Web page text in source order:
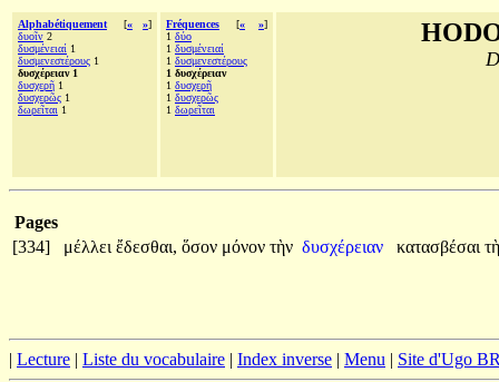
Alphabétiquement [« »]
δυοῖν 2
δυσμένειαί 1
δυσμενεστέρους 1
δυσχέρειαν 1
δυσχερῆ 1
δυσχερῶς 1
δωρεῖται 1
Fréquences [« »]
1 δύο
1 δυσμένειαί
1 δυσμενεστέρους
1 δυσχέρειαν
1 δυσχερῆ
1 δυσχερῶς
1 δωρεῖται
Pages
[334]
μέλλει ἔδεσθαι, ὅσον μόνον τὴν δυσχέρειαν κατασβέσαι
| Lecture | Liste du vocabulaire | Index inverse | Menu | Site d'Ugo